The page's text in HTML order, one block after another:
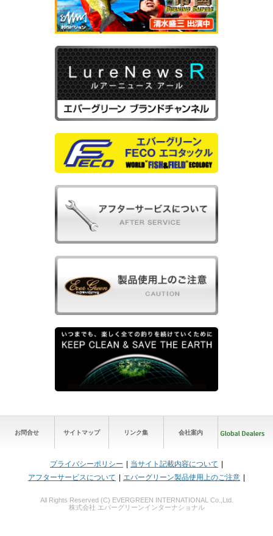
お問合せ サイトマップ リンク集 会社案内
プライバシーポリシー
当サイト記載内容について
アフターサービスについて
エバーグリーン製品使用上のご注意
All Rights Reserved (C) EVERGREEN INTERNATIONAL Co.,Ltd.
株式会社 エバーグリーンインターナショナル